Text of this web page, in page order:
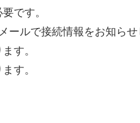
です。
ールで接続情報をお知らせ
す。
す。